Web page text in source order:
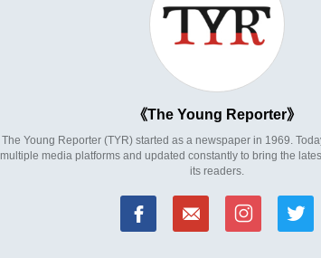
The Young Reporter
The Young Reporter (TYR) started as a newspaper in 1969.
multiple media platforms and updated constantly to bring the
its readers.